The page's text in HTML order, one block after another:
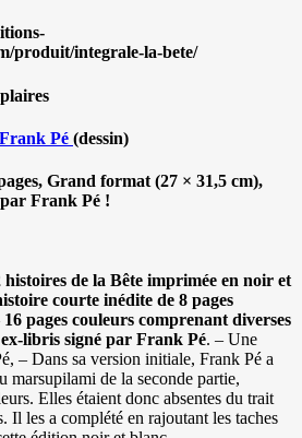
produit/integrale-la-bete/
Frank Pé (dessin)
Grand format (27 × 31,5 cm),
Frank Pé !
de la Bête imprimée en noir et
courte inédite de 8 pages
16 pages couleurs comprenant diverses
libris signé par Frank Pé. – Une
– Dans sa version initiale, Frank Pé a
marsupilami de la seconde partie,
Elles étaient donc absentes du trait
Il les a complété en rajoutant les taches